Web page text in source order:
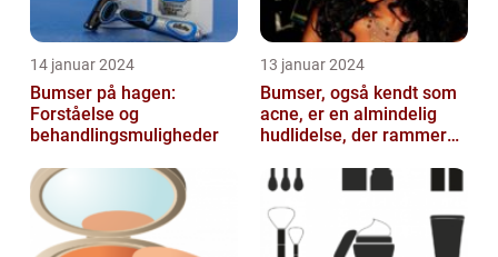
14 januar 2024
Bumser på hagen:
Forståelse og
behandlingsmuligheder
13 januar 2024
Bumser, også kendt som
acne, er en almindelig
hudlidelse, der rammer